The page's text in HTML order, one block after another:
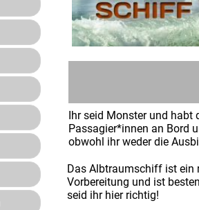
Ihr seid Monster und habt
Passagier*innen an Bord
obwohl ihr weder die
Das Albtraumschiff ist ein
Vorbereitung und ist
seid ihr hier richtig!